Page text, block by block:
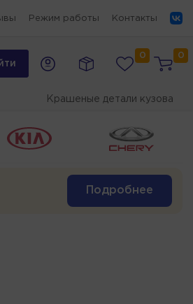
Режим работы Контакты
0 0
Крашеные детали кузова
Подробнее